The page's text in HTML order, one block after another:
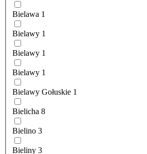
Bielawa 1
Bielawy 1
Bielawy 1
Bielawy 1
Bielawy Gołuskie 1
Bielicha 8
Bielino 3
Bieliny 3